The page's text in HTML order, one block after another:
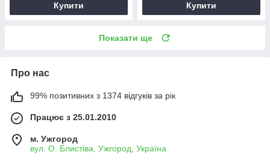
Купити Купити
Показати ще
Про нас
99% позитивних з 1374 відгуків за рік
Працює з 25.01.2010
м. Ужгород
вул. О. Блистіва, Ужгород, Україна